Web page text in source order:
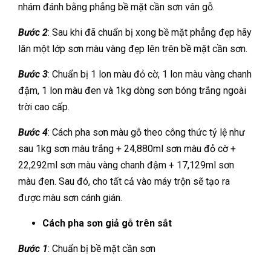
nhám đánh bằng phẳng bề mặt cần sơn vân gỗ.
Bước 2: Sau khi đã chuẩn bị xong bề mặt phẳng đẹp hãy
lăn một lớp sơn màu vàng đẹp lên trên bề mặt cần sơn.
Bước 3: Chuẩn bị 1 lon màu đỏ cờ, 1 lon màu vàng chanh
đậm, 1 lon màu đen và 1kg dòng sơn bóng trắng ngoài
trời cao cấp.
Bước 4: Cách pha sơn màu gỗ theo công thức tỷ lệ như
sau 1kg sơn màu trắng + 24,880ml sơn màu đỏ cờ +
22,292ml sơn màu vàng chanh đậm + 17,129ml sơn
màu đen. Sau đó, cho tất cả vào máy trộn sẽ tạo ra
được màu sơn cánh gián.
Cách pha sơn giả gỗ trên sắt
Bước 1: Chuẩn bị bề mặt cần sơn